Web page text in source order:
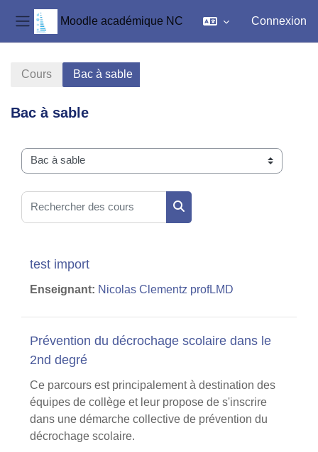
Panneau latéral
Moodle académique NC Connexion
Cours Bac à sable
Bac à sable
Catégories de cours
Rechercher des cours
Rechercher des cours
test import
Enseignant: Nicolas Clementz profLMD
Prévention du décrochage scolaire dans le
2nd degré
Ce parcours est principalement à destination des
équipes de collège et leur propose de s'inscrire
dans une démarche collective de prévention du
décrochage scolaire.